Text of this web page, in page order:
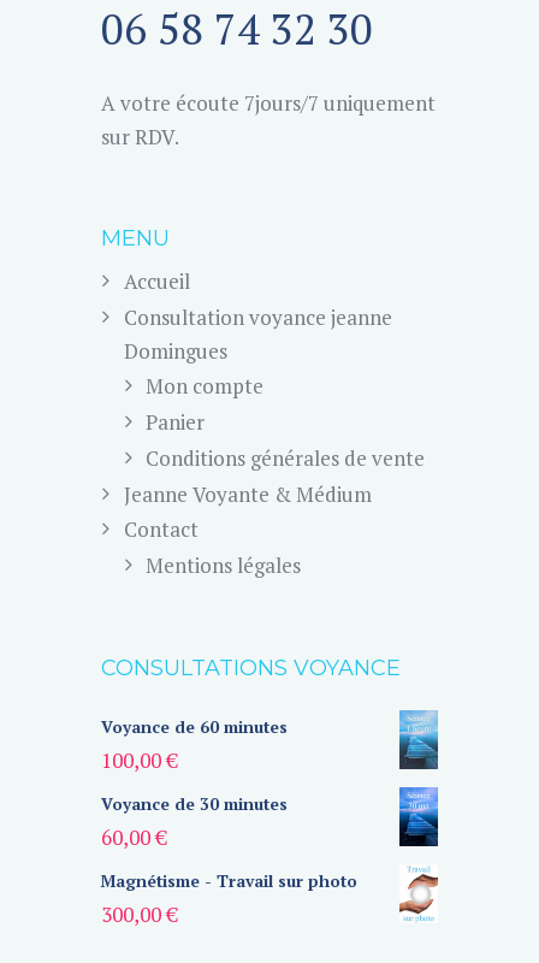
06 58 74 32 30
A votre écoute 7jours/7 uniquement
sur RDV.
MENU
Accueil
Consultation voyance jeanne
Domingues
Mon compte
Panier
Conditions générales de vente
Jeanne Voyante & Médium
Contact
Mentions légales
CONSULTATIONS VOYANCE
Voyance de 60 minutes
100,00€
Voyance de 30 minutes
60,00€
Magnétisme - Travail sur photo
300,00€